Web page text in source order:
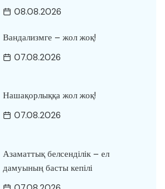
08.08.2026
Вандализмге – жол жоқ!
07.08.2026
Нашақорлыққа жол жоқ!
07.08.2026
Азаматтық белсенділік – ел
дамуының басты кепілі